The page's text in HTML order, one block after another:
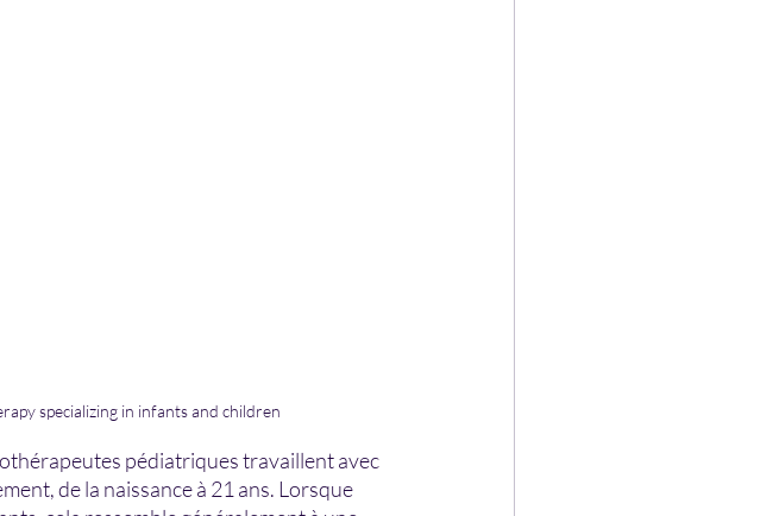
specializing in infants and children
pédiatriques travaillent avec
de la naissance à 21 ans. Lorsque